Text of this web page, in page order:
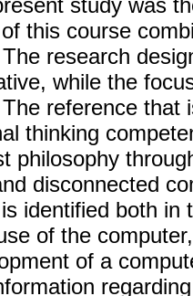
this course
research
while the
reference
thinking
philosophy
disconnected
identified both
of the
of a